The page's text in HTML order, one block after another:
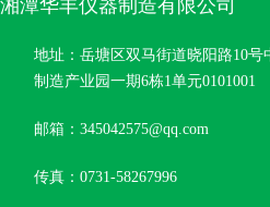
湘潭华丰仪器制造有限公司
地址：岳塘区双马街道晓阳路10号
制造产业园一期6栋1单元0101001
邮箱：345042575@qq.com
传真：0731-58267996